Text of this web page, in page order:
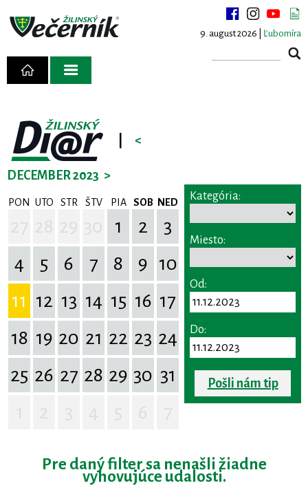
9. august 2026 | Ľubomíra
<
DECEMBER 2023 >
PON UTO STR ŠTV PIA SOB NED
1 2
3
4
5 6 7 8 9 10
11 12 13 14 15 16 17
18 19 20 21 22 23 24
25 26 27 28 29 30 31
Kategória:
Miesto:
Od:
Do:
Pošli nám tip
Pre daný filter sa nenašli žiadne
vyhovujúce udalosti.